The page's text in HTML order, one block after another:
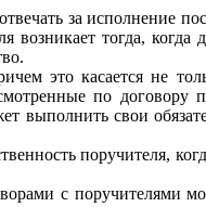
за исполнение
возникает тогда,
это касается не
по
свои
поручителя,
с поручителями